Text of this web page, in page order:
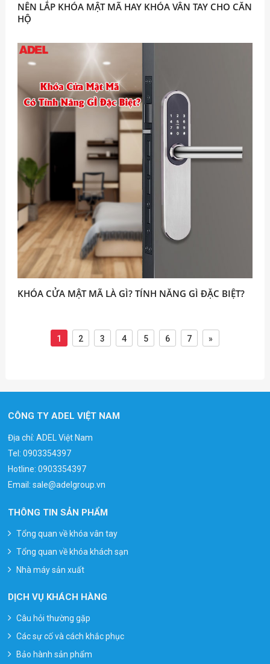
NÊN LẮP KHÓA MẬT MÃ HAY KHÓA VÂN TAY CHO CĂN
HỘ
KHÓA CỬA MẬT MÃ LÀ GÌ? TÍNH NĂNG GÌ ĐẶC BIỆT?
1 2 3 4 5 6 7 »
CÔNG TY ADEL VIỆT NAM
Địa chỉ: ADEL Việt Nam
Tel:0903354397
Hotline:0903354397
Email:sale@adelgroup.vn
THÔNG TIN SẢN PHẨM
Tổng quan về khóa vân tay
Tổng quan về khóa khách sạn
Nhà máy sản xuất
DỊCH VỤ KHÁCH HÀNG
Câu hỏi thường gặp
Các sự cố và cách khắc phục
Bảo hành sản phẩm